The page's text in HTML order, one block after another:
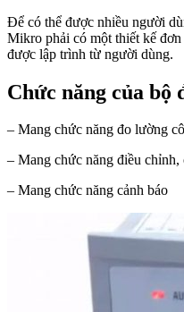
Để có thể được nhiều người
Mikro phải có một thiết kế
được lập trình từ người dùng.
Chức năng của
– Mang chức năng đo lường
– Mang chức năng điều chỉnh,
– Mang chức năng cảnh báo